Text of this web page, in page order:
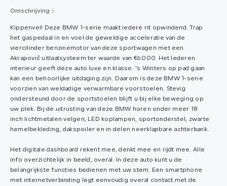
Omschrijving
Kippenvel! Deze BMW 1-serie maakt iedere rit opwindend. Trap
het gaspedaal in en voel de geweldige acceleratie van de
viercilinder benzinemotor van deze sportwagen met een
Akrapovič uitlaatsysteem ter waarde van €6.000. Het lederen
interieur geeft deze auto luxe en klasse. 's Winters op pad gaan
kan een behoorlijke uitdaging zijn. Daarom is deze BMW 1-serie
voorzien van weldadige verwarmbare voorstoelen. Stevig
ondersteund door de sportstoelen blijft u bij elke beweging op
uw plek. Bij de uitrusting van deze BMW horen onder meer 18
inch lichtmetalen velgen, LED koplampen, sportonderstel, zwarte
hemelbekleding, dakspoiler en in delen neerklapbare achterbank.
Het digitale dashboard rekent mee, denkt mee en rijdt mee. Alle
info overzichtelijk in beeld, overal. In deze auto kunt u de
belangrijkste functies bedienen met uw stem. Een smartphone
met internetverbinding legt eenvoudig overal contact met de